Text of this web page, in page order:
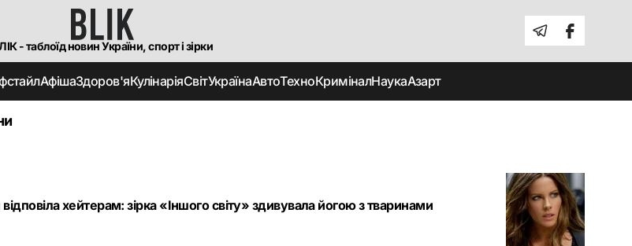
- таблоїд новин України, спорт і зірки
АфішаЗдоров'яКулінаріяСвітУкраїнаАвтоТехноКриміналНаукаАзарт
хейтерам: зірка «Іншого світу» здивувала йогою з тваринами